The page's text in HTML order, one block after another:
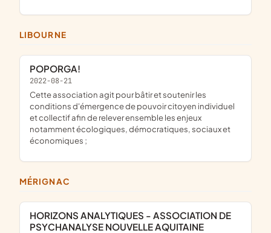
LIBOURNE
POPORGA!
2022-08-21
cette association agit pour bâtir et soutenir les
conditions d'émergence de pouvoir citoyen individuel
et collectif afin de relever ensemble les enjeux
notamment écologiques, démocratiques, sociaux et
économiques ;
MÉRIGNAC
HORIZONS ANALYTIQUES - ASSOCIATION DE
PSYCHANALYSE NOUVELLE AQUITAINE